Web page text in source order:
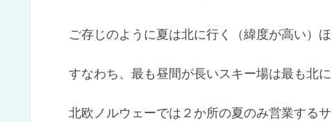
ご存じのように夏は北に行く（緯度が高い）
すなわち、最も昼間が長いスキー場は最も北
北欧ノルウェーでは２か所の夏のみ営業する